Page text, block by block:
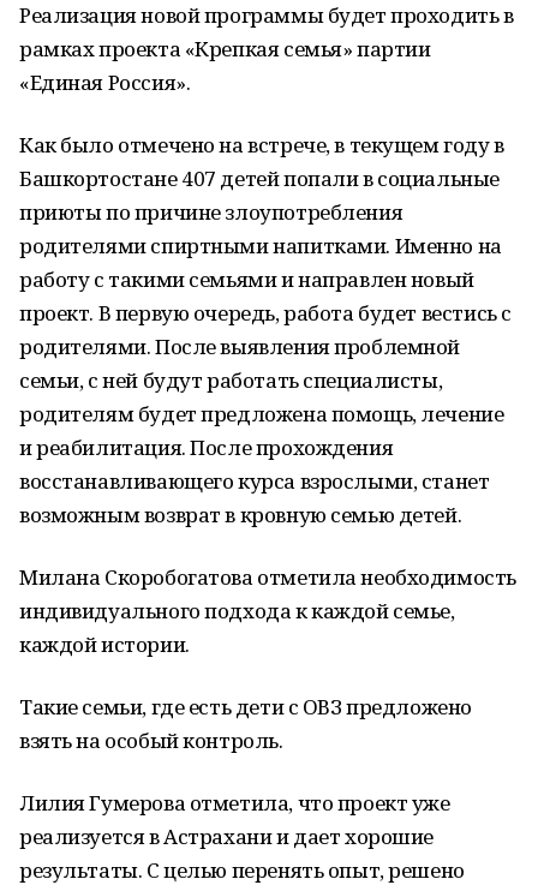
Реализация новой программы будет проходить в
рамках проекта «Крепкая семья» партии
«Единая Россия».
Как было отмечено на встрече, в текущем году в
Башкортостане 407 детей попали в социальные
приюты по причине злоупотребления
родителями спиртными напитками. Именно на
работу с такими семьями и направлен новый
проект. В первую очередь, работа будет вестись с
родителями. После выявления проблемной
семьи, с ней будут работать специалисты,
родителям будет предложена помощь, лечение
и реабилитация. После прохождения
восстанавливающего курса взрослыми, станет
возможным возврат в кровную семью детей.
Милана Скоробогатова отметила необходимость
индивидуального подхода к каждой семье,
каждой истории.
Такие семьи, где есть дети с ОВЗ предложено
взять на особый контроль.
Лилия Гумерова отметила, что проект уже
реализуется в Астрахани и дает хорошие
результаты. С целью перенять опыт, решено